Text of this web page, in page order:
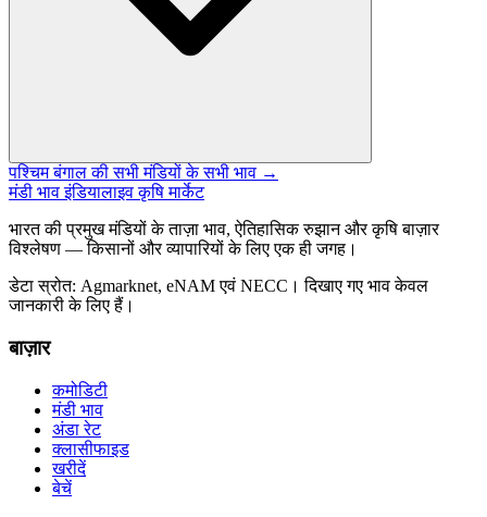
पश्चिम बंगाल की सभी मंडियों के सभी भाव →
मंडी भाव इंडियालाइव कृषि मार्केट
भारत की प्रमुख मंडियों के ताज़ा भाव, ऐतिहासिक रुझान और कृषि बाज़ार
विश्लेषण — किसानों और व्यापारियों के लिए एक ही जगह।
डेटा स्रोत: Agmarknet, eNAM एवं NECC। दिखाए गए भाव केवल
जानकारी के लिए हैं।
बाज़ार
कमोडिटी
मंडी भाव
अंडा रेट
क्लासीफाइड
खरीदें
बेचें